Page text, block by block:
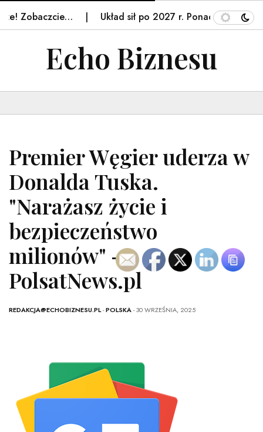
Zobaczcie… Układ sił po 2027 r. Ponad połowa
Echo Biznesu
Premier Węgier uderza w
Donalda Tuska.
"Narażasz życie i
bezpieczeństwo
milionów" –
PolsatNews.pl
REDAKCJA@ECHOBIZNESU.PL-POLSKA- 30 WRZEŚNIA, 2025